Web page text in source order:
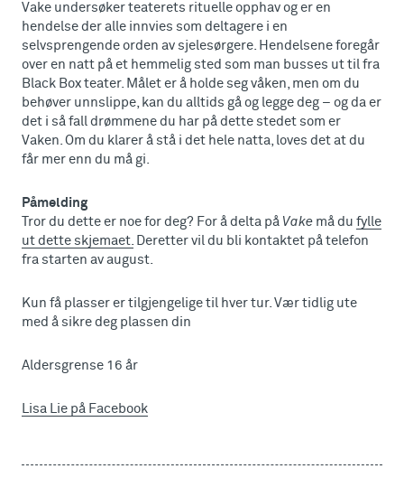
Vake undersøker teaterets rituelle opphav og er en
hendelse der alle innvies som deltagere i en
selvsprengende orden av sjelesørgere. Hendelsene foregår
over en natt på et hemmelig sted som man busses ut til fra
Black Box teater. Målet er å holde seg våken, men om du
behøver unnslippe, kan du alltids gå og legge deg – og da er
det i så fall drømmene du har på dette stedet som er
Vaken. Om du klarer å stå i det hele natta, loves det at du
får mer enn du må gi.
Påmelding
Tror du dette er noe for deg? For å delta på Vake må du fylle
ut dette skjemaet. Deretter vil du bli kontaktet på telefon
fra starten av august.
Kun få plasser er tilgjengelige til hver tur. Vær tidlig ute
med å sikre deg plassen din
Aldersgrense 16 år
Lisa Lie på Facebook